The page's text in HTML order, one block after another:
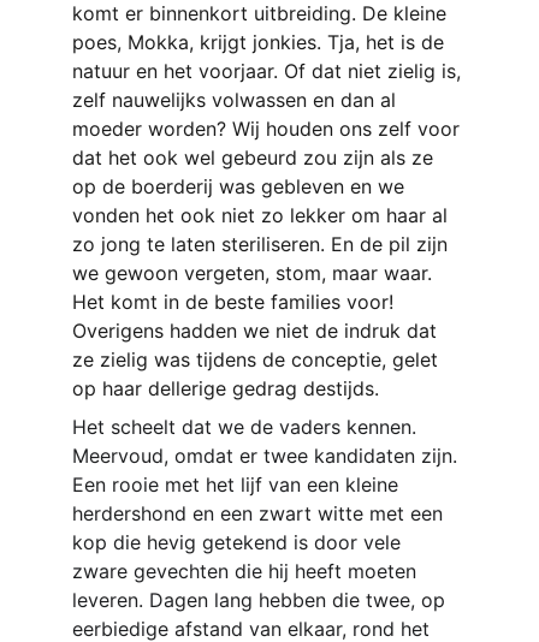
komt er binnenkort uitbreiding. De kleine
poes, Mokka, krijgt jonkies. Tja, het is de
natuur en het voorjaar. Of dat niet zielig is,
zelf nauwelijks volwassen en dan al
moeder worden? Wij houden ons zelf voor
dat het ook wel gebeurd zou zijn als ze
op de boerderij was gebleven en we
vonden het ook niet zo lekker om haar al
zo jong te laten steriliseren. En de pil zijn
we gewoon vergeten, stom, maar waar.
Het komt in de beste families voor!
Overigens hadden we niet de indruk dat
ze zielig was tijdens de conceptie, gelet
op haar dellerige gedrag destijds.
Het scheelt dat we de vaders kennen.
Meervoud, omdat er twee kandidaten zijn.
Een rooie met het lijf van een kleine
herdershond en een zwart witte met een
kop die hevig getekend is door vele
zware gevechten die hij heeft moeten
leveren. Dagen lang hebben die twee, op
eerbiedige afstand van elkaar, rond het